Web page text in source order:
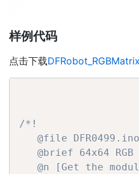
样例代码
点击下载
/*!
   @file DFR0499.ino
@brief 64x64 RGB
@n [Get the